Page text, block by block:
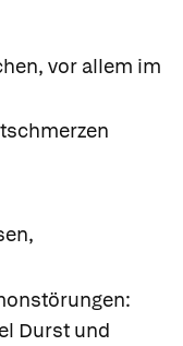
vor allem im
Durst und